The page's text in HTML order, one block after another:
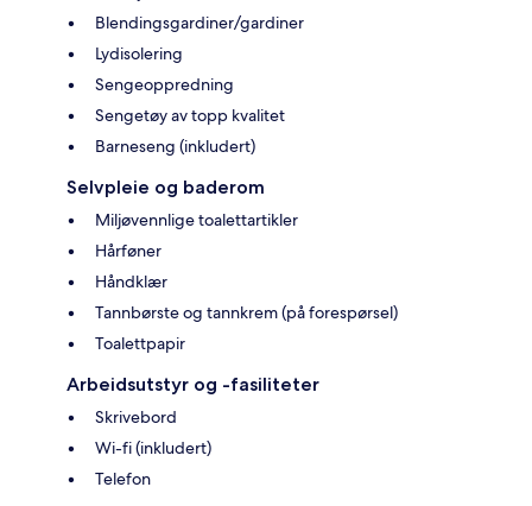
Blendingsgardiner/gardiner
Lydisolering
Sengeoppredning
Sengetøy av topp kvalitet
Barneseng (inkludert)
Selvpleie og baderom
Miljøvennlige toalettartikler
Hårføner
Håndklær
Tannbørste og tannkrem (på forespørsel)
Toalettpapir
Arbeidsutstyr og -fasiliteter
Skrivebord
Wi-fi (inkludert)
Telefon